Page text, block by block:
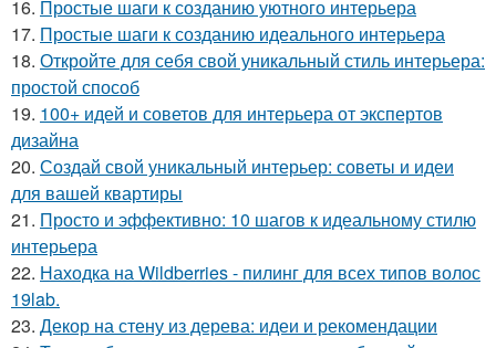
16. Простые шаги к созданию уютного интерьера
17. Простые шаги к созданию идеального интерьера
18. Откройте для себя свой уникальный стиль интерьера:
простой способ
19. 100+ идей и советов для интерьера от экспертов
дизайна
20. Создай свой уникальный интерьер: советы и идеи
для вашей квартиры
21. Просто и эффективно: 10 шагов к идеальному стилю
интерьера
22. Находка на Wildberries - пилинг для всех типов волос
19lab.
23. Декор на стену из дерева: идеи и рекомендации